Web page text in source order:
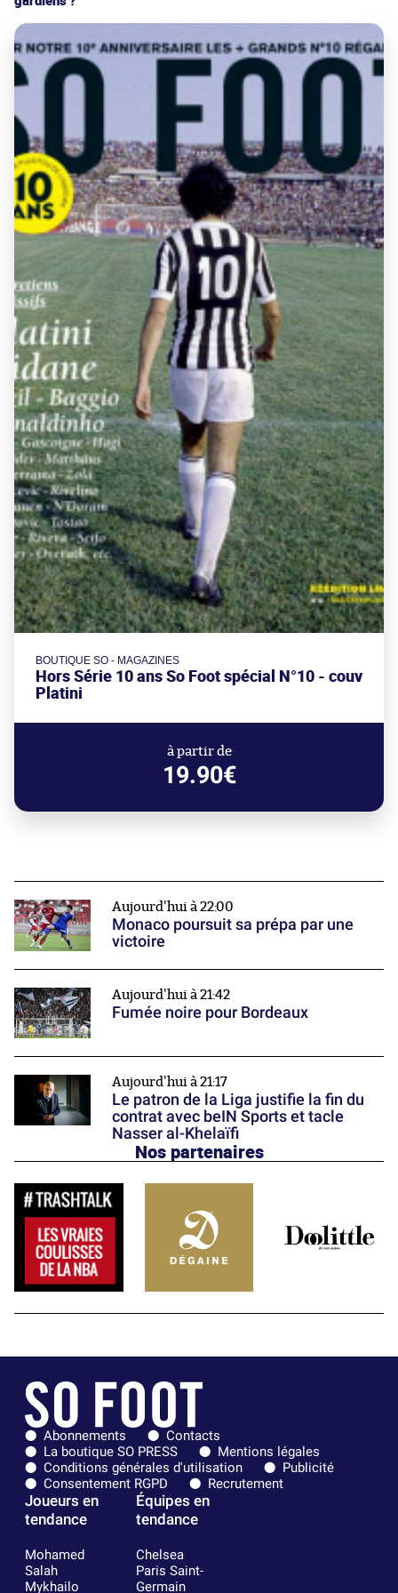
BOUTIQUE SO - MAGAZINES
Hors Série 10 ans So Foot spécial N°10 - couv
Platini
à partir de
19.90€
Aujourd'hui à 22:00
Monaco poursuit sa prépa par une
victoire
Aujourd'hui à 21:42
Fumée noire pour Bordeaux
Aujourd'hui à 21:17
Le patron de la Liga justifie la fin du
contrat avec beIN Sports et tacle
Nasser al-Khelaïfi
Nos partenaires
Abonnements
Contacts
La boutique SO PRESS
Mentions légales
Conditions générales d'utilisation
Publicité
Consentement RGPD
Recrutement
Joueurs en
tendance
Mohamed
Salah
Mykhailo
Équipes en
tendance
Chelsea
Paris Saint-
Germain